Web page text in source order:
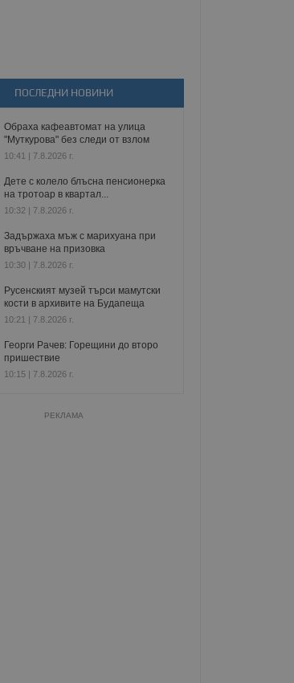
ПОСЛЕДНИ НОВИНИ
Обраха кафеавтомат на улица
"Муткурова" без следи от взлом
10:41 | 7.8.2026 г.
Дете с колело блъсна пенсионерка
на тротоар в квартал...
10:32 | 7.8.2026 г.
Задържаха мъж с марихуана при
връчване на призовка
10:30 | 7.8.2026 г.
Русенският музей търси мамутски
кости в архивите на Будапеща
10:21 | 7.8.2026 г.
Георги Рачев: Горещини до второ
пришествие
10:15 | 7.8.2026 г.
РЕКЛАМА